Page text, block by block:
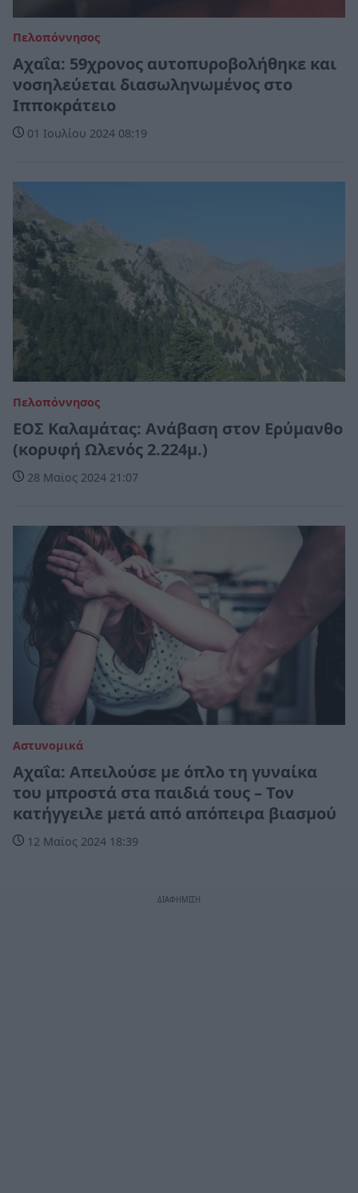
Πελοπόννησος
Αχαΐα: 59χρονος αυτοπυροβολήθηκε και
νοσηλεύεται διασωληνωμένος στο
Ιπποκράτειο
01 Ιουλίου 2024 08:19
Πελοπόννησος
ΕΟΣ Καλαμάτας: Ανάβαση στον Ερύμανθο
(κορυφή Ωλενός 2.224μ.)
28 Μαϊος 2024 21:07
Αστυνομικά
Αχαΐα: Απειλούσε με όπλο τη γυναίκα
του μπροστά στα παιδιά τους – Τον
κατήγγειλε μετά από απόπειρα βιασμού
12 Μαϊος 2024 18:39